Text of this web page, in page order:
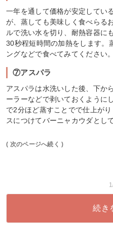
一年を通して価格が安定してい
が、蒸しても美味しく食べらる
ルで洗い水を切り、耐熱容器に
30秒程短時間の加熱をします。
ングなどで食べてみてください。
⑦アスパラ
アスパラは水洗いした後、下か
ーラーなどで剥いておくように
で2分ほど蒸すことでで仕上が
スにつけてバーニャカウダとし
( 次のページへ続く )
続き